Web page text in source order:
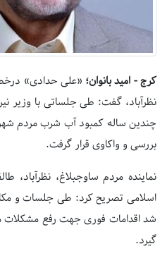
کرج - امید بانوان؛ «علی حدادی»
نظرآباد، گفت: طی جلساتی با وزیر
چندین ساله کمبود آب شرب مردم
بررسی و واکاوی قرار گرفت.
نماینده مردم ساوجبلاغ،
اسلامی تصریح کرد: طی جلسات و
شد اقدامات فوری جهت رفع مشکلات
گیرد.